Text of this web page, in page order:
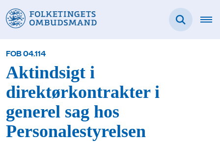
FOB 04.114
Aktindsigt i
direktørkontrakter i
generel sag hos
Personalestyrelsen